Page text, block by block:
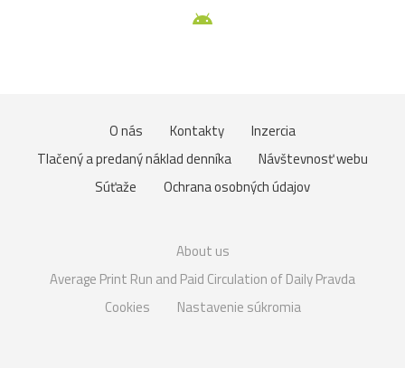
O nás Kontakty
Inzercia
Tlačený a predaný náklad denníka
Návštevnosť webu
Súťaže
Ochrana osobných údajov
About us
Average Print Run and Paid Circulation of Daily Pravda
Cookies
Nastavenie súkromia